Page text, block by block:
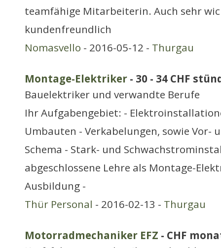
teamfähige Mitarbeiterin. Auch sehr
kundenfreundlich
Nomasvello - 2016-05-12 - Thurgau
Montage-Elektriker - 30 - 34 CHF
Bauelektriker und verwandte Berufe
Ihr Aufgabengebiet: -
Umbauten - Verkabelungen, sowie Vor-
Schema - Stark- und
abgeschlossene Lehre als Montage-
Ausbildung -
Thür Personal - 2016-02-13 - Thurgau
Motorradmechaniker EFZ - CHF